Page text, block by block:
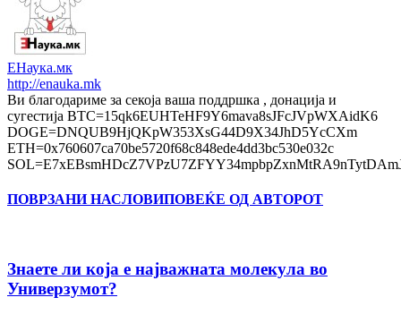
ЕНаука.мк
http://enauka.mk
Ви благодариме за секоја ваша поддршка , донација и
сугестија BTC=15qk6EUHTeHF9Y6mava8sJFcJVpWXAidK6
DOGE=DNQUB9HjQKpW353XsG44D9X34JhD5YcCXm
ETH=0x760607ca70be5720f68c848ede4dd3bc530e032c
ПОВРЗАНИ НАСЛОВИПОВЕЌЕ ОД АВТОРОТ
Знаете ли која е најважната молекула во
Универзумот?